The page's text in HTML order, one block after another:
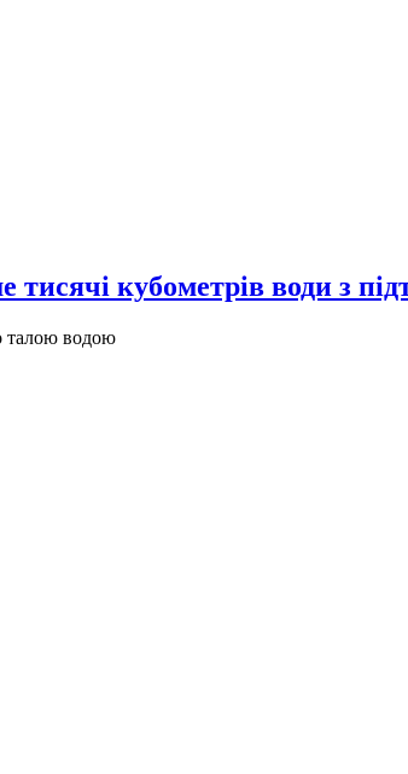
кубометрів води з
талою водою